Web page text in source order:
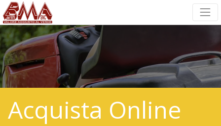
Acquista Online